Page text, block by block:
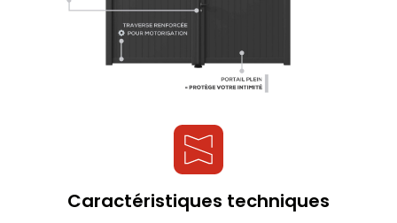
Caractéristiques techniques